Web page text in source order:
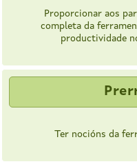
Proporcionar aos
completa da
productividade
Ter nocións da